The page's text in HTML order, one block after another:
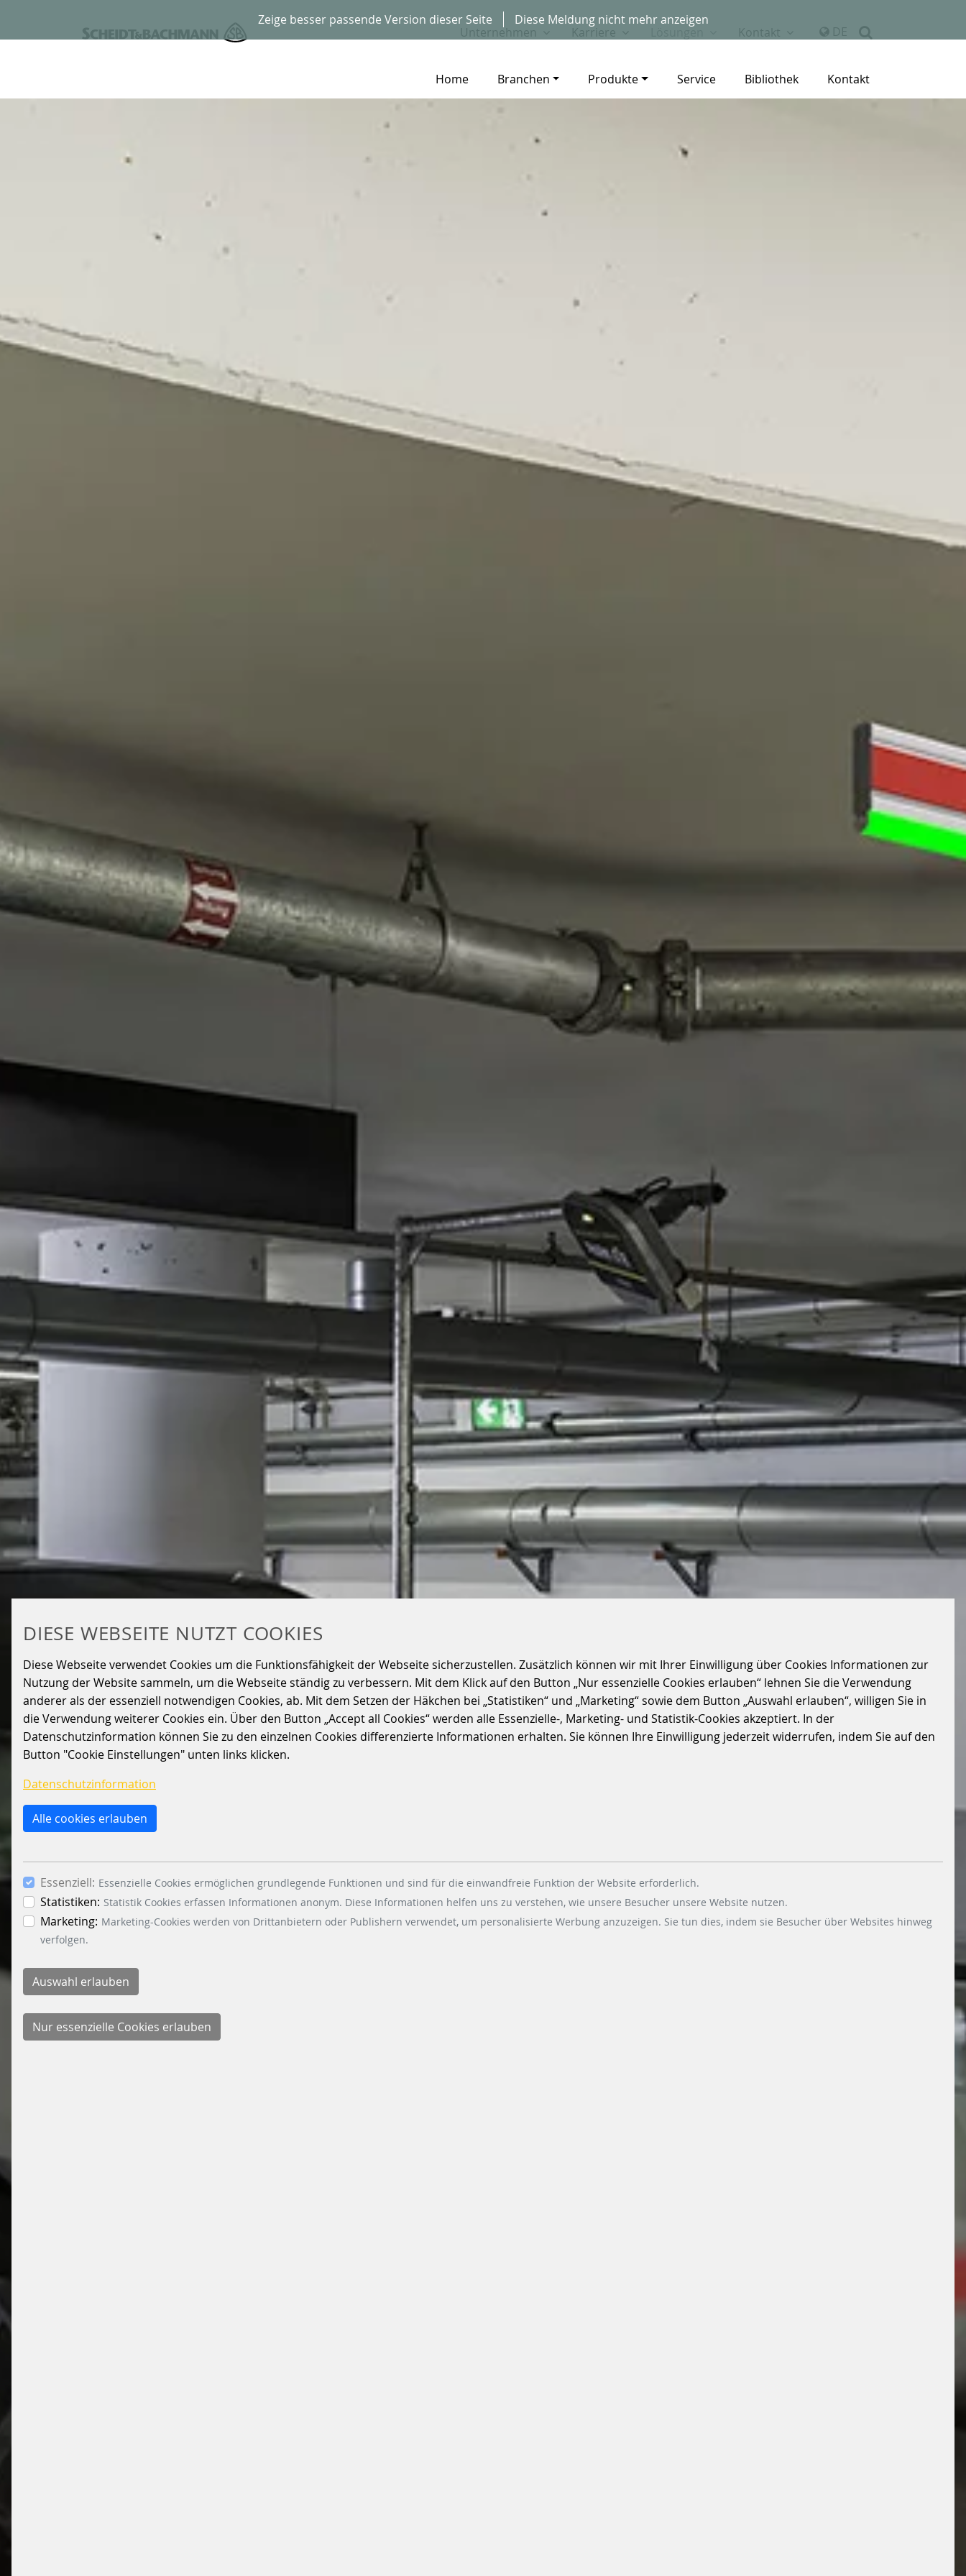
Zeige besser passende Version dieser Seite Diese Meldung nicht mehr anzeigen
DIESE WEBSEITE NUTZT COOKIES
Diese Webseite verwendet Cookies um die Funktionsfähigkeit der Webseite sicherzustellen. Zusätzlich können wir mit Ihrer Einwilligung über Cookies Informationen zur
Nutzung der Website sammeln, um die Webseite ständig zu verbessern. Mit dem Klick auf den Button „Nur essenzielle Cookies erlauben“ lehnen Sie die Verwendung
anderer als der essenziell notwendigen Cookies, ab. Mit dem Setzen der Häkchen bei „Statistiken“ und „Marketing“ sowie dem Button „Auswahl erlauben“, willigen Sie in
die Verwendung weiterer Cookies ein. Über den Button „Accept all Cookies“ werden alle Essenzielle-, Marketing- und Statistik-Cookies akzeptiert. In der
Datenschutzinformation können Sie zu den einzelnen Cookies differenzierte Informationen erhalten. Sie können Ihre Einwilligung jederzeit widerrufen, indem Sie auf den
Button "Cookie Einstellungen" unten links klicken.
Datenschutzinformation
Alle cookies erlauben
Essenziell: Essenzielle Cookies ermöglichen grundlegende Funktionen und sind für die einwandfreie Funktion der Website erforderlich.
Statistiken: Statistik Cookies erfassen Informationen anonym. Diese Informationen helfen uns zu verstehen, wie unsere Besucher unsere Website nutzen.
Marketing: Marketing-Cookies werden von Drittanbietern oder Publishern verwendet, um personalisierte Werbung anzuzeigen. Sie tun dies, indem sie Besucher über Websites hinweg
verfolgen.
Unternehmen Karriere Kontakt DE
Home Branchen Produkte Service Bibliothek Kontakt